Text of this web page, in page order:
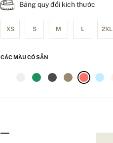
Bảng quy đổi kích thước
XS S M L 2XL
CÁC MÀU CÓ SẴN